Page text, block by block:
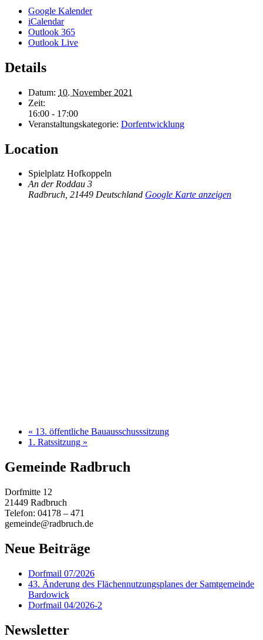
Google Kalender
iCalendar
Outlook 365
Outlook Live
Details
Datum: 10. November 2021
Zeit:
16:00 - 17:00
Veranstaltungskategorie: Dorfentwicklung
Location
Spielplatz Hofkoppeln
An der Roddau 3
Radbruch, 21449 Deutschland Google Karte anzeigen
« 13. öffentliche Bauausschusssitzung
1. Ratssitzung »
Gemeinde Radbruch
Dorfmitte 12
21449 Radbruch
Telefon: 04178 – 471
gemeinde@radbruch.de
Neue Beiträge
Dorfmail 07/2026
43. Änderung des Flächennutzungsplanes der Samtgemeinde
Bardowick
Dorfmail 04/2026-2
Newsletter